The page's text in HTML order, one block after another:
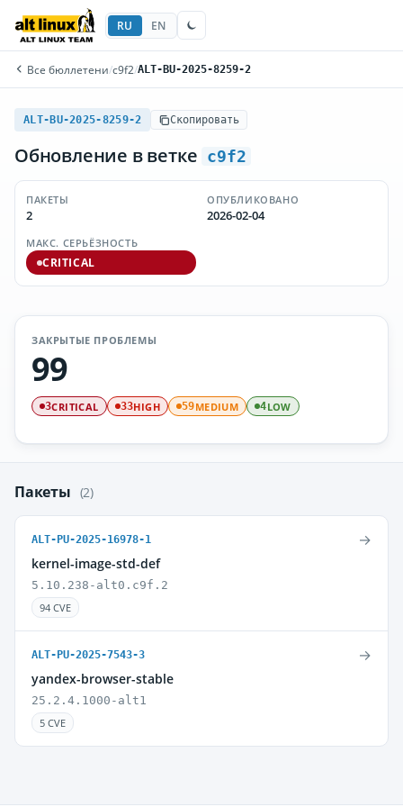
RU EN
Все бюллетени/c9f2/ALT-BU-2025-8259-2
ALT-BU-2025-8259-2 Скопировать
Обновление в ветке c9f2
ПАКЕТЫ
2
ОПУБЛИКОВАНО
2026-02-04
МАКС. СЕРЬЁЗНОСТЬ
CRITICAL
ЗАКРЫТЫЕ ПРОБЛЕМЫ
99
3CRITICAL 33HIGH 59MEDIUM 4LOW
Пакеты (2)
ALT-PU-2025-16978-1
kernel-image-std-def
5.10.238-alt0.c9f.2
94 CVE
→
ALT-PU-2025-7543-3
yandex-browser-stable
25.2.4.1000-alt1
5 CVE
→